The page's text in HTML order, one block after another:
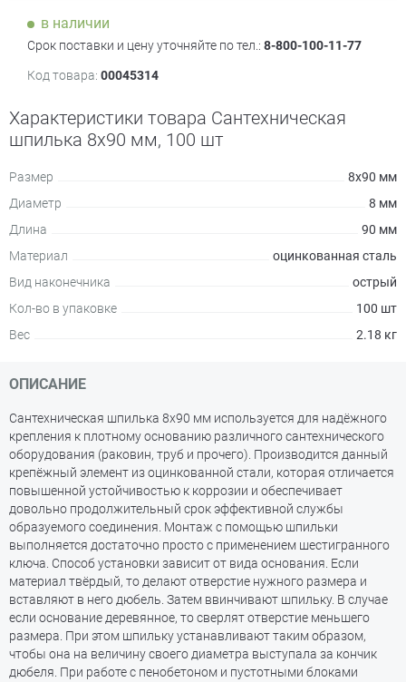
в наличии
Срок поставки и цену уточняйте по тел.: 8-800-100-11-77
Код товара: 00045314
Характеристики товара Сантехническая
шпилька 8х90 мм, 100 шт
Размер
8х90 мм
Диаметр
8 мм
Длина
90 мм
Материал
оцинкованная сталь
Вид наконечника
острый
Кол-во в упаковке
100 шт
Вес
2.18 кг
ОПИСАНИЕ
Сантехническая шпилька 8х90 мм используется для надёжного
крепления к плотному основанию различного сантехнического
оборудования (раковин, труб и прочего). Производится данный
крепёжный элемент из оцинкованной стали, которая отличается
повышенной устойчивостью к коррозии и обеспечивает
довольно продолжительный срок эффективной службы
образуемого соединения. Монтаж с помощью шпильки
выполняется достаточно просто с применением шестигранного
ключа. Способ установки зависит от вида основания. Если
материал твёрдый, то делают отверстие нужного размера и
вставляют в него дюбель. Затем ввинчивают шпильку. В случае
если основание деревянное, то сверлят отверстие меньшего
размера. При этом шпильку устанавливают таким образом,
чтобы она на величину своего диаметра выступала за кончик
дюбеля. При работе с пенобетоном и пустотными блоками